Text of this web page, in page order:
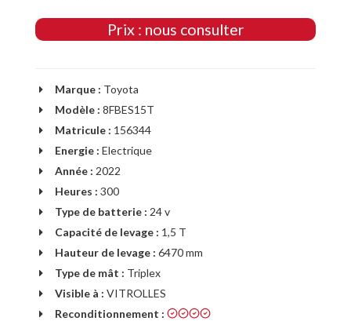
Prix : nous consulter
Marque : Toyota
Modèle : 8FBES15T
Matricule : 156344
Energie : Electrique
Année : 2022
Heures : 300
Type de batterie : 24 v
Capacité de levage : 1,5 T
Hauteur de levage : 6470 mm
Type de mât : Triplex
Visible à : VITROLLES
Reconditionnement :